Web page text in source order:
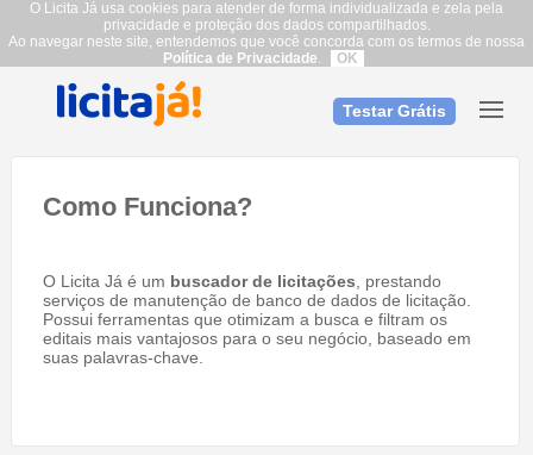
O Licita Já usa cookies para atender de forma individualizada e zela pela
privacidade e proteção dos dados compartilhados.
Ao navegar neste site, entendemos que você concorda com os termos de nossa
Política de Privacidade. OK
Testar Grátis
Como Funciona?
O Licita Já é um buscador de licitações , prestando
serviços de manutenção de banco de dados de licitação.
Possui ferramentas que otimizam a busca e filtram os
editais mais vantajosos para o seu negócio, baseado em
suas palavras-chave.